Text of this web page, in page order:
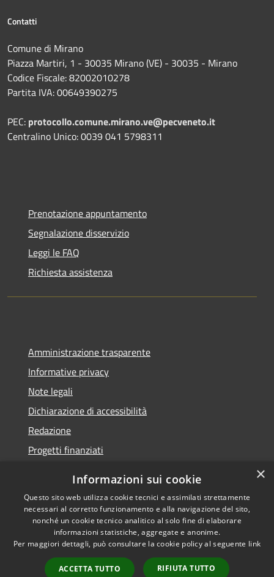
Contatti
Comune di Mirano
Piazza Martiri, 1 - 30035 Mirano (VE) - 30035 - Mirano
Codice Fiscale: 82002010278
Partita IVA: 00649390275
PEC: protocollo.comune.mirano.ve@pecveneto.it
Centralino Unico: 0039 041 5798311
Prenotazione appuntamento
Segnalazione disservizio
Leggi le FAQ
Richiesta assistenza
Amministrazione trasparente
Informative privacy
Note legali
Dichiarazione di accessibilità
Redazione
Progetti finanziati
RSS
Accessibilità
Privacy
Mappa del sito
Dichiarazione di
accessibilità• Copyright ©
2021 • Comune di Mirano
• Powered by
Municipium• Accesso
×
Informazioni sui cookie
Questo sito web utilizza cookie tecnici e assimilati strettamente
necessari al corretto funzionamento e alla navigazione del sito,
nonché un cookie tecnico analitico al solo fine di elaborare
informazioni statistiche, aggregate e anonime.
Per maggiori dettagli, può consultare la cookie policy al seguente link
ACCETTA TUTTO RIFIUTA TUTTO